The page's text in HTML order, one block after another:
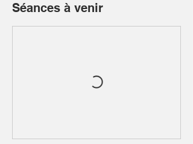
Séances à venir